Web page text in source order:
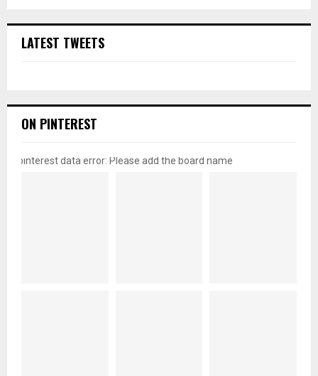
LATEST TWEETS
ON PINTEREST
pinterest data error: Please add the board name